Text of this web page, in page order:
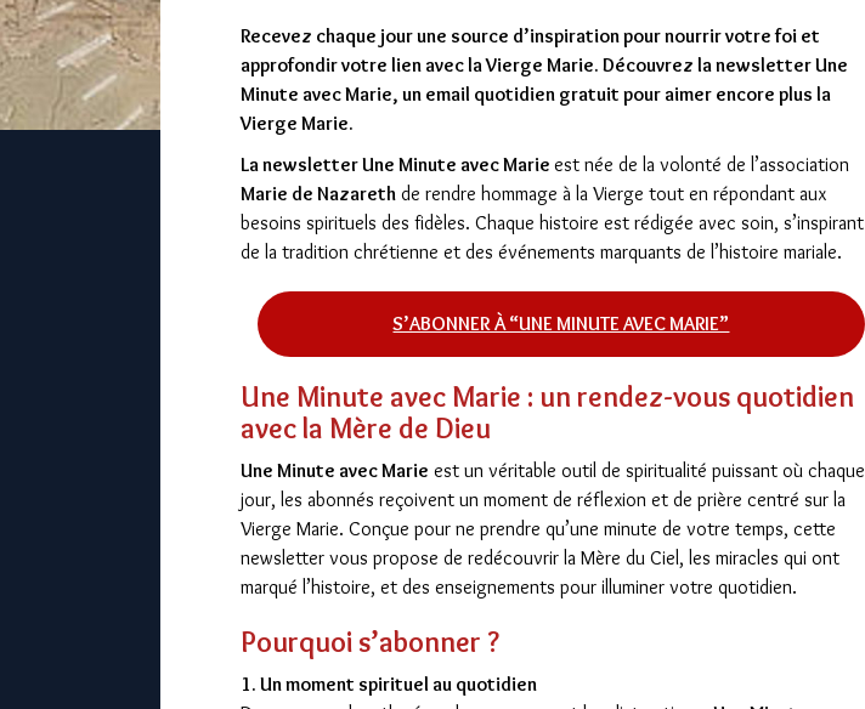
Recevez chaque jour une source d’inspiration pour nourrir votre foi et
approfondir votre lien avec la Vierge Marie. Découvrez la newsletter Une
Minute avec Marie, un email quotidien gratuit pour aimer encore plus la
Vierge Marie.
La newsletter Une Minute avec Marie est née de la volonté de l’association
Marie de Nazarethde rendre hommage à la Vierge tout en répondant aux
besoins spirituels des fidèles. Chaque histoire est rédigée avec soin, s’inspirant
de la tradition chrétienne et des événements marquants de l’histoire mariale.
S’ABONNER À “UNE MINUTE AVEC MARIE”
Une Minute avec Marie : un rendez-vous quotidien
avec la Mère de Dieu
Une Minute avec Marie est un véritable outil de spiritualité puissant où chaque
jour, les abonnés reçoivent un moment de réflexion et de prière centré sur la
Vierge Marie. Conçue pour ne prendre qu’une minute de votre temps, cette
newsletter vous propose de redécouvrir la Mère du Ciel, les miracles qui ont
marqué l’histoire, et des enseignements pour illuminer votre quotidien.
Pourquoi s’abonner ?
1. Un moment spirituel au quotidien